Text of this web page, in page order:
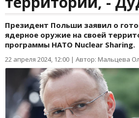
Президент Польши заявил о
ядерное оружие на своей
программы НАТО Nuclear Sharing.
22 апреля 2024, 12:00 | Автор: Мальцева